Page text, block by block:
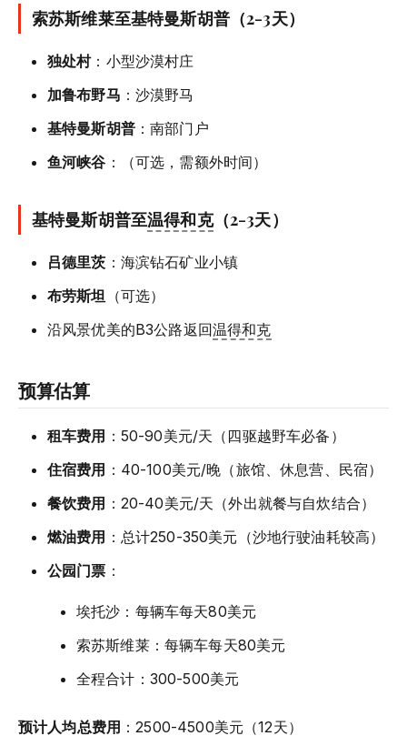
索苏斯维莱至基特曼斯胡普（2-3天）
独处村：小型沙漠村庄
加鲁布野马 ：沙漠野马
基特曼斯胡普：南部门户
鱼河峡谷 ：（可选，需额外时间）
基特曼斯胡普至温得和克（2-3天）
吕德里茨 ：海滨钻石矿业小镇
布劳斯坦 （可选）
沿风景优美的B3公路返回温得和克
预算估算
租车费用 ：50-90美元/天（四驱越野车必备）
住宿费用 ：40-100美元/晚（旅馆、休息营、民宿）
餐饮费用 ：20-40美元/天（外出就餐与自炊结合）
燃油费用 ：总计250-350美元（沙地行驶油耗较高）
公园门票 ：
埃托沙：每辆车每天80美元
索苏斯维莱：每辆车每天80美元
全程合计：300-500美元
预计人均总费用 ：2500-4500美元（12天）